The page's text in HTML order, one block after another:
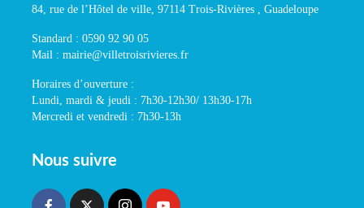
84, rue de l’Hôtel de ville, 97114 Trois-Rivières , Guadeloupe
Standard : 0590 92 90 05
Mail : mairie@villetroisrivieres.fr
Horaires d’ouverture :
Lundi, mardi & jeudi : 7h30-12h30/ 13h30-17h
Mercredi et vendredi : 7h30-13h
Nous suivre